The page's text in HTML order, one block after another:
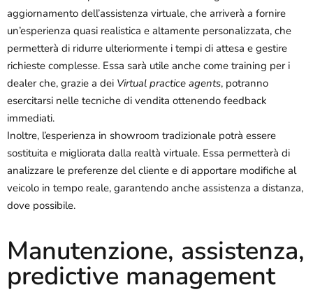
aggiornamento dell’assistenza virtuale, che arriverà a fornire
un’esperienza quasi realistica e altamente personalizzata, che
permetterà di ridurre ulteriormente i tempi di attesa e gestire
richieste complesse. Essa sarà utile anche come training per i
dealer che, grazie a dei Virtual practice agents, potranno
esercitarsi nelle tecniche di vendita ottenendo feedback
immediati.
Inoltre, l’esperienza in showroom tradizionale potrà essere
sostituita e migliorata dalla realtà virtuale. Essa permetterà di
analizzare le preferenze del cliente e di apportare modifiche al
veicolo in tempo reale, garantendo anche assistenza a distanza,
dove possibile.
Manutenzione, assistenza,
predictive management